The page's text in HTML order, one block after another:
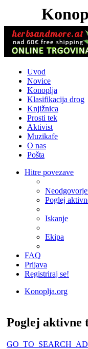
Uvod
Novice
Konoplja
Klasifikacija drog
Knjižnica
Prosti tek
Aktivist
Muzikafe
O nas
Pošta
Hitre povezave
Poglej
Iskanje
Ekipa
FAQ
Prijava
Registriraj se!
Konoplja.org
Poglej aktivne